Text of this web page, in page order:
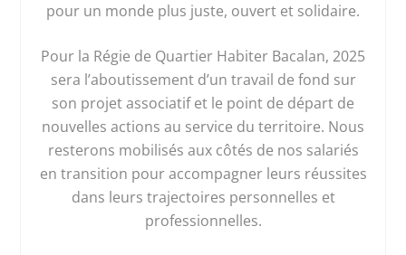
pour un monde plus juste, ouvert et solidaire.
Pour la Régie de Quartier Habiter Bacalan, 2025
sera l’aboutissement d’un travail de fond sur
son projet associatif et le point de départ de
nouvelles actions au service du territoire. Nous
resterons mobilisés aux côtés de nos salariés
en transition pour accompagner leurs réussites
dans leurs trajectoires personnelles et
professionnelles.